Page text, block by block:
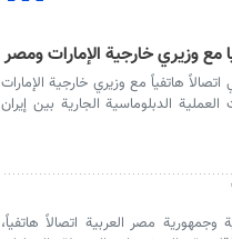
مع وزيري خارجية الإمارات ومصر
هاتفياً مع وزيري خارجية الإمارات
الدبلوماسية الجارية بين إيران
وجمهورية مصر العربية اتصالاً هاتفياً،